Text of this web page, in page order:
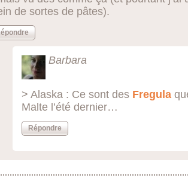
de sortes de pâtes).
Barbara
> Alaska : Ce sont des Fregula
Malte l’été dernier…
Répondre